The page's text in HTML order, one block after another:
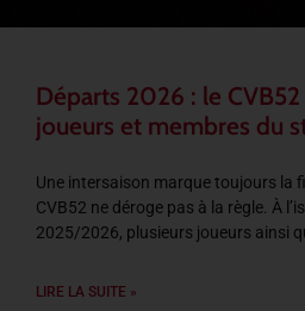
Départs 2026 : le
joueurs et membres du
Une intersaison marque toujours la
CVB52 ne déroge pas à la règle. À
2025/2026, plusieurs joueurs ainsi
LIRE LA SUITE »